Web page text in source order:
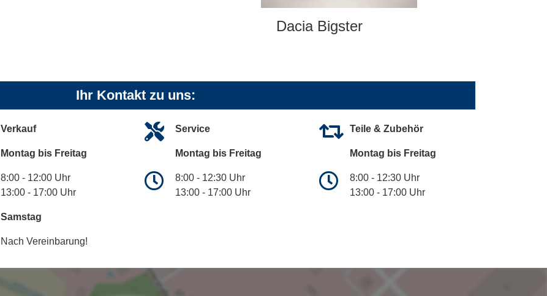
Dacia Bigster
Ihr Kontakt zu uns:
Verkauf
Montag bis Freitag
8:00 - 12:00 Uhr
13:00 - 17:00 Uhr
Samstag
Nach Vereinbarung!
Service
Montag bis Freitag
8:00 - 12:30 Uhr
13:00 - 17:00 Uhr
Teile & Zubehör
Montag bis Freitag
8:00 - 12:30 Uhr
13:00 - 17:00 Uhr